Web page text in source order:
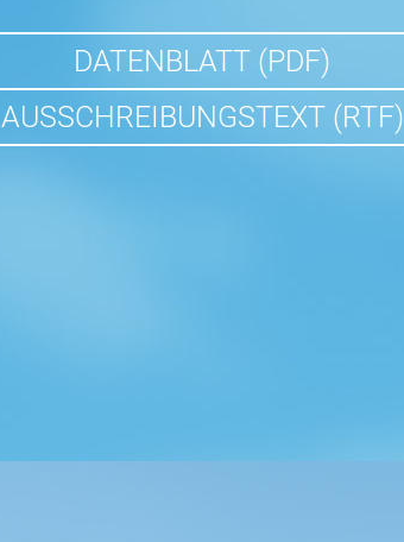
DATENBLATT (PDF)
AUSSCHREIBUNGSTEXT (RTF)